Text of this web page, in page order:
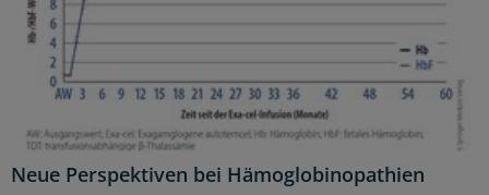
Neue Perspektiven bei Hämoglobinopathien